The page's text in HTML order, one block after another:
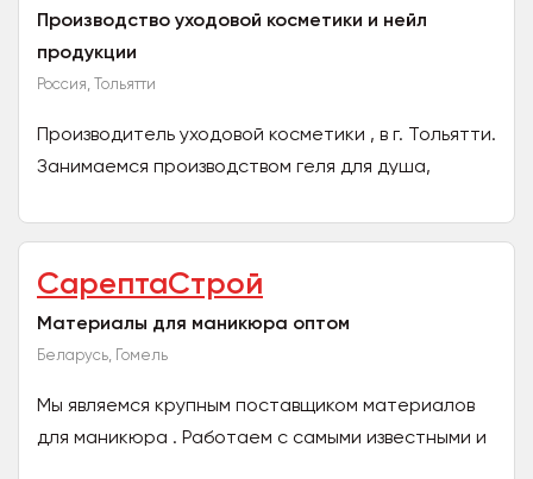
Производство уходовой косметики и нейл
продукции
Россия, Тольятти
Производитель уходовой косметики , в г. Тольятти.
Занимаемся производством геля для душа,
для...
СарептаСтрой
Материалы для маникюра оптом
Беларусь, Гомель
Мы являемся крупным поставщиком материалов
для маникюра . Работаем с самыми известными и